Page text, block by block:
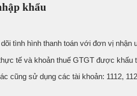
khẩu
tình hình thanh toán với đơn vị nhận
tế và khoản thuế GTGT được khấu
cũng sử dụng các tài khoản: 1112,